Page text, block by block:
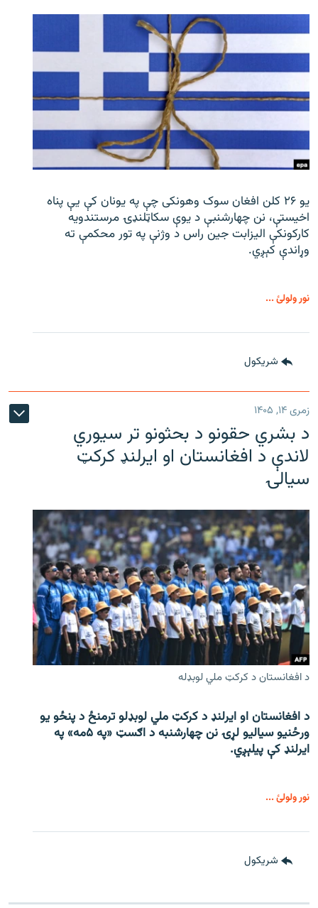
یو ۲۶ کلن افغان سوک‌ وهونکی چې په یونان کې یې پناه
اخیستې، نن چهارشنبې د یوې سکاټلنډۍ مرستندویه
کارکونکې الیزابت جین راس د وژنې په تور محکمې ته
وړاندې کېږي.
نور ولولئ ...
شريکول
زمری ۱۴, ۱۴۰۵
د بشري حقونو د بحثونو تر سیوري
لاندې د افغانستان او ایرلنډ کرکټ
سیالۍ
د افغانستان د کرکټ ملي لوبډله
د افغانستان او ایرلنډ د کرکټ ملي لوبډلو ترمنځ د پنځو یو
ورځنیو سیالیو لړۍ نن چهارشنبه د اګسټ «په ۵مه» په
ایرلنډ کې پیلېږي.
نور ولولئ ...
شريکول